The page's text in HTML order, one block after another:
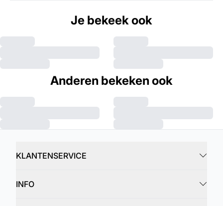
Je bekeek ook
Anderen bekeken ook
KLANTENSERVICE
INFO